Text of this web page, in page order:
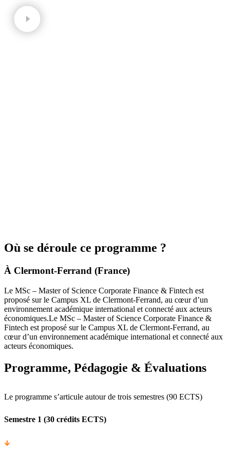
Où se déroule ce programme ?
À Clermont-Ferrand (France)
Le MSc – Master of Science Corporate Finance & Fintech est
proposé sur le Campus XL de Clermont-Ferrand, au cœur d’un
environnement académique international et connecté aux acteurs
économiques.Le MSc – Master of Science Corporate Finance &
Fintech est proposé sur le Campus XL de Clermont-Ferrand, au
cœur d’un environnement académique international et connecté aux
acteurs économiques.
Programme, Pédagogie & Évaluations
Le programme s’articule autour de trois semestres (90 ECTS)
Semestre 1 (30 crédits ECTS)